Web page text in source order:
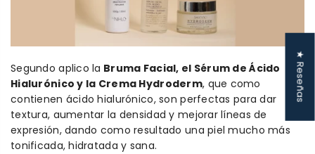
Segundo aplico la Bruma Facial, el Sérum de Ácido
Hialurónico y la Crema Hydroderm, que como
contienen ácido hialurónico, son perfectas para dar
textura, aumentar la densidad y mejorar líneas de
expresión, dando como resultado una piel mucho más
tonificada, hidratada y sana.
★ Reseñas